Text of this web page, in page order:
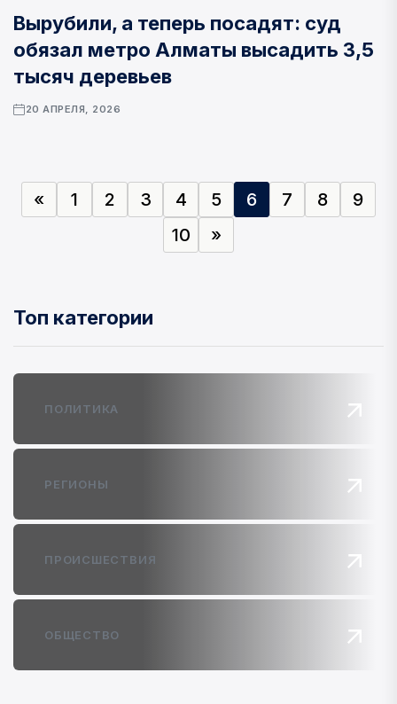
Вырубили, а теперь посадят: суд
обязал метро Алматы высадить 3,5
тысяч деревьев
20 АПРЕЛЯ, 2026
« 1 2 3 4 5 6 7 8
9
10
»
Топ категории
ПОЛИТИКА
РЕГИОНЫ
ПРОИСШЕСТВИЯ
ОБЩЕСТВО